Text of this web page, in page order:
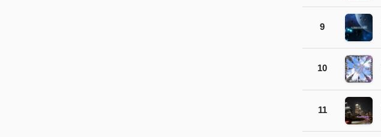
9
10
11